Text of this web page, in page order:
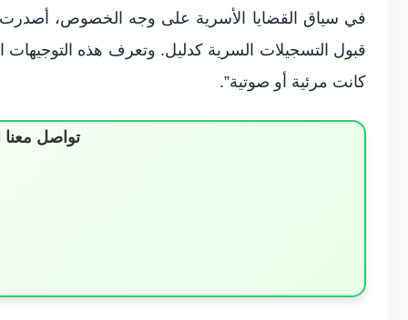
في سياق القضايا الأسرية على وجه الخصوص، أصدرت
قبول التسجيلات السرية كدليل. وتعرف هذه
كانت مرئية أو صوتية”.
تواصل